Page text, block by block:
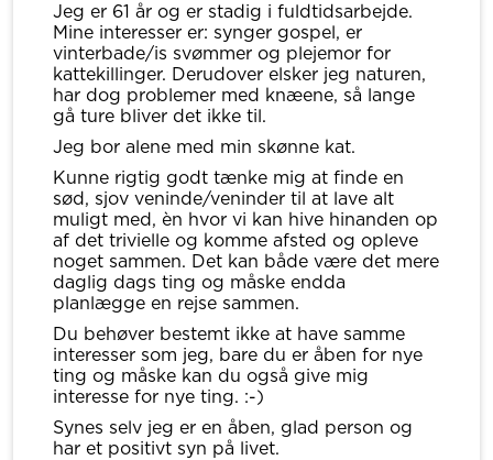
Jeg er 61 år og er stadig i fuldtidsarbejde.
Mine interesser er: synger gospel, er
vinterbade/is svømmer og plejemor for
kattekillinger. Derudover elsker jeg naturen,
har dog problemer med knæene, så lange
gå ture bliver det ikke til.
Jeg bor alene med min skønne kat.
Kunne rigtig godt tænke mig at finde en
sød, sjov veninde/veninder til at lave alt
muligt med, èn hvor vi kan hive hinanden op
af det trivielle og komme afsted og opleve
noget sammen. Det kan både være det mere
daglig dags ting og måske endda
planlægge en rejse sammen.
Du behøver bestemt ikke at have samme
interesser som jeg, bare du er åben for nye
ting og måske kan du også give mig
interesse for nye ting. :-)
Synes selv jeg er en åben, glad person og
har et positivt syn på livet.